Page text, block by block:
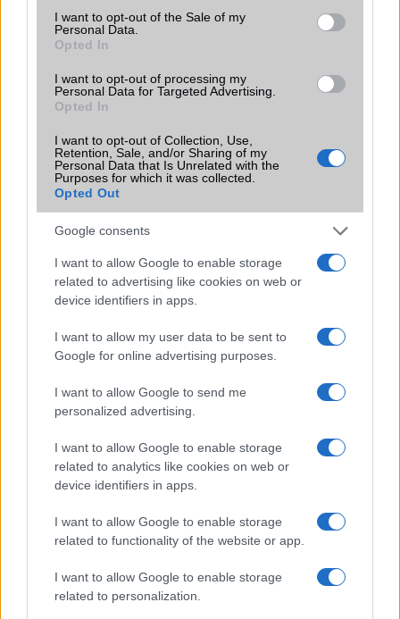
consent section.
I want to opt-out of the Sale of my
Personal Data.
Opted In
I want to opt-out of processing my
Personal Data for Targeted Advertising.
Opted In
I want to opt-out of Collection, Use,
Retention, Sale, and/or Sharing of my
Personal Data that Is Unrelated with the
Purposes for which it was collected.
Opted Out
Google consents
I want to allow Google to enable storage
related to advertising like cookies on web or
device identifiers in apps.
I want to allow my user data to be sent to
Google for online advertising purposes.
I want to allow Google to send me
personalized advertising.
I want to allow Google to enable storage
related to analytics like cookies on web or
device identifiers in apps.
I want to allow Google to enable storage
related to functionality of the website or app.
I want to allow Google to enable storage
related to personalization.
Itt a japán óriásmobil, a vízálló Sony Xperia Z Ultra
Lilában a Sony Xperia Z Ultra
Nokia Lumia 1020: fotózz, aztán zoomolj!
További hírek
LEGOLVASOTTABBAK
Számos népszerű Samsung Galaxy készülék kimarad a One
UI 9 frissítésből – itt a lista az érintett modellekről
iPhone 18 bemutató dátum - ekkor rántja le a leplet az
Apple az új csúcsmobilokról
Az Android rejtett automatizmusai: hat funkció, amely
észrevétlenül könnyíti meg a mindennapokat
Ez a rejtett Samsung funkció teljesen megváltoztatja a
mobilhasználatot – sokan mégsem tudnak róla
Nem biztos, hogy érdemes kivárni az iPhone 18 Prot
A Galaxy S25 is megkaphatja a Galaxy S26 egyik legjobb
kamerás funkcióját
Élőképeken a Dark Cherry színű iPhone 18 Pro Max!
utolsó nagy frissítés